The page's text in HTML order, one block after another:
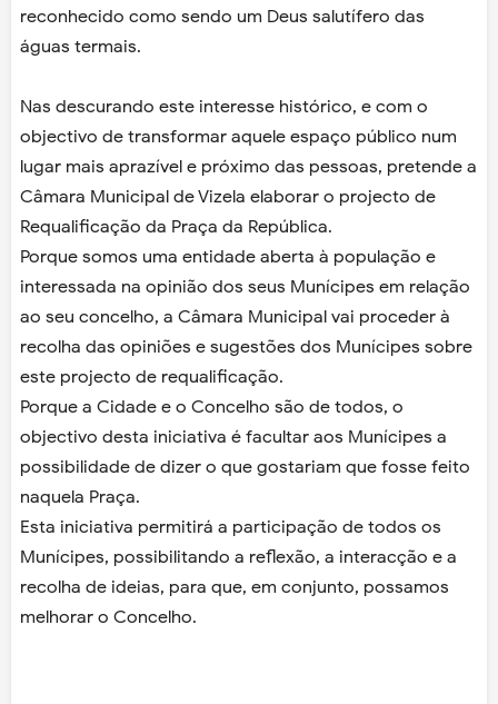
reconhecido como sendo um Deus salutífero das
águas termais.
Nas descurando este interesse histórico, e com o
objectivo de transformar aquele espaço público num
lugar mais aprazível e próximo das pessoas, pretende a
Câmara Municipal de Vizela elaborar o projecto de
Requalificação da Praça da República.
Porque somos uma entidade aberta à população e
interessada na opinião dos seus Munícipes em relação
ao seu concelho, a Câmara Municipal vai proceder à
recolha das opiniões e sugestões dos Munícipes sobre
este projecto de requalificação.
Porque a Cidade e o Concelho são de todos, o
objectivo desta iniciativa é facultar aos Munícipes a
possibilidade de dizer o que gostariam que fosse feito
naquela Praça.
Esta iniciativa permitirá a participação de todos os
Munícipes, possibilitando a reflexão, a interacção e a
recolha de ideias, para que, em conjunto, possamos
melhorar o Concelho.